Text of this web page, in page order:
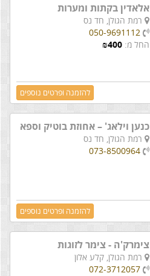
אלאדין בקתות ומערות
רמת הגולן, חד נס
050-9691112
החל מ:
₪400
להזמנה ופרטים נוספים
כנען וילאג' – אחוזת בוטיק וספא
רמת הגולן, חד נס
073-8500964
להזמנה ופרטים נוספים
צימרק'ה - צימר לזוגות
רמת הגולן,קלע אלון
072-3712057